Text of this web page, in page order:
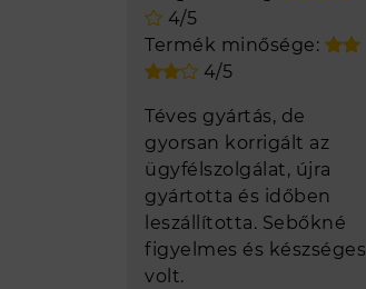
4/5
Termék minősége:
4/5
Téves gyártás, de
gyorsan korrigált az
ügyfélszolgálat, újra
gyártotta és időben
leszállította. Sebőkné
figyelmes és készséges
volt.